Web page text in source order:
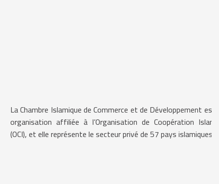
La Chambre Islamique de Commerce et de Développement est
organisation affiliée à l’Organisation de Coopération
(OCI), et elle représente le secteur privé de 57 pays islamiques.